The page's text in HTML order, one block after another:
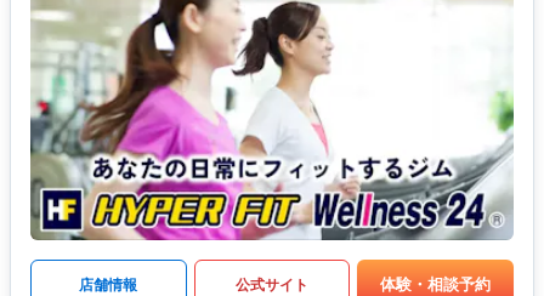
店舗情報 公式サイト 体験・相談予約